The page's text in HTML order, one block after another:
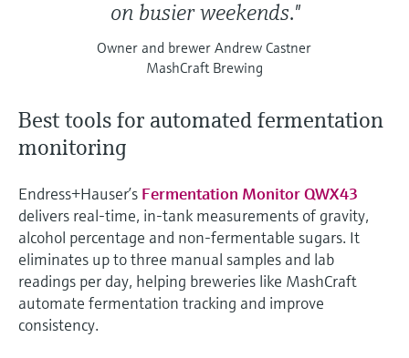
on busier weekends."
Owner and brewer Andrew Castner
MashCraft Brewing
Best tools for automated fermentation
monitoring
Endress+Hauser’s Fermentation Monitor QWX43
delivers real-time, in-tank measurements of gravity,
alcohol percentage and non-fermentable sugars. It
eliminates up to three manual samples and lab
readings per day, helping breweries like MashCraft
automate fermentation tracking and improve
consistency.